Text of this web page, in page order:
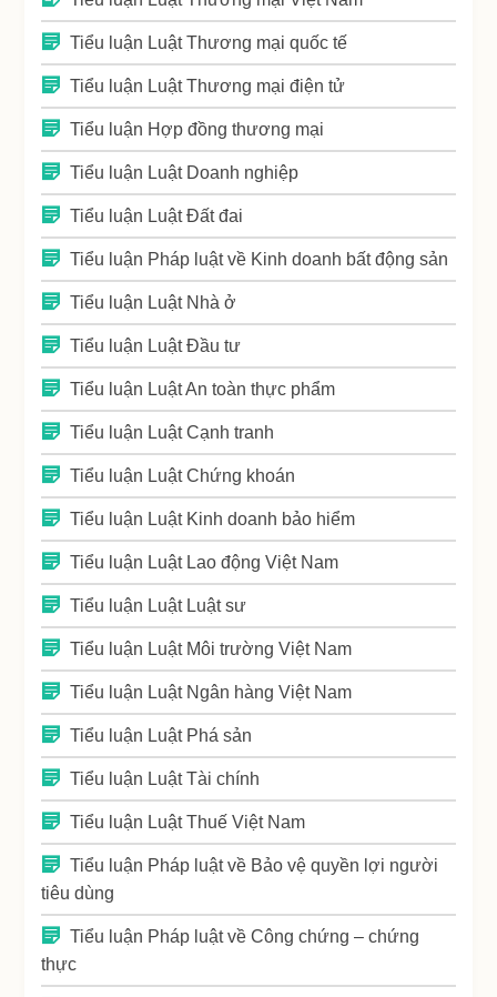
Tiểu luận Luật Thương mại quốc tế
Tiểu luận Luật Thương mại điện tử
Tiểu luận Hợp đồng thương mại
Tiểu luận Luật Doanh nghiệp
Tiểu luận Luật Đất đai
Tiểu luận Pháp luật về Kinh doanh bất động sản
Tiểu luận Luật Nhà ở
Tiểu luận Luật Đầu tư
Tiểu luận Luật An toàn thực phẩm
Tiểu luận Luật Cạnh tranh
Tiểu luận Luật Chứng khoán
Tiểu luận Luật Kinh doanh bảo hiểm
Tiểu luận Luật Lao động Việt Nam
Tiểu luận Luật Luật sư
Tiểu luận Luật Môi trường Việt Nam
Tiểu luận Luật Ngân hàng Việt Nam
Tiểu luận Luật Phá sản
Tiểu luận Luật Tài chính
Tiểu luận Luật Thuế Việt Nam
Tiểu luận Pháp luật về Bảo vệ quyền lợi người
tiêu dùng
Tiểu luận Pháp luật về Công chứng – chứng
thực